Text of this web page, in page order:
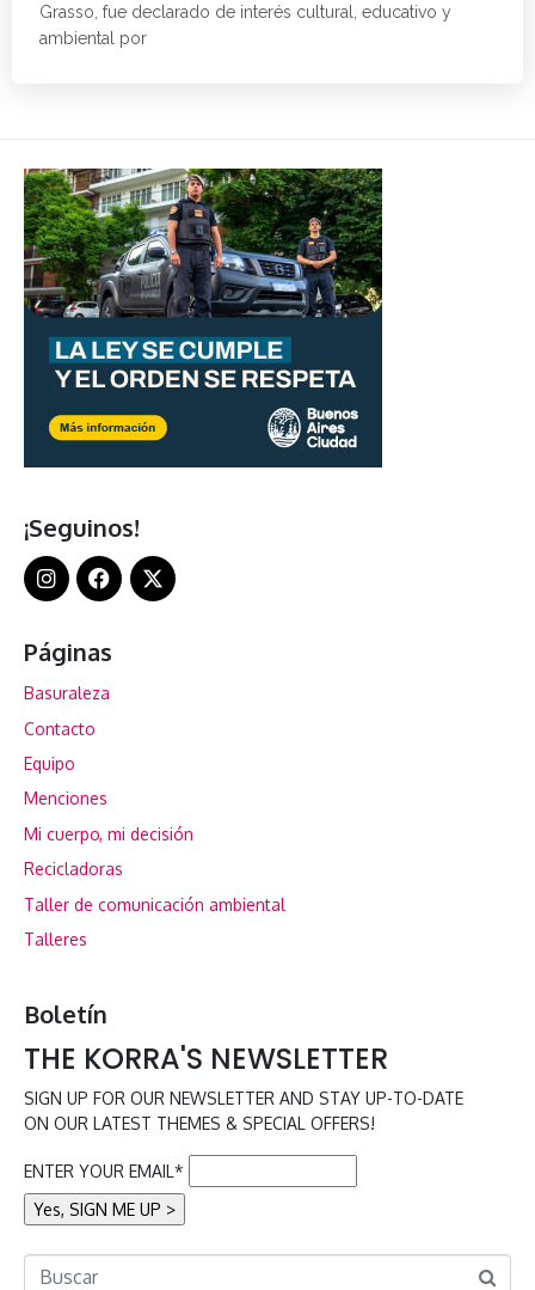
Grasso, fue declarado de interés cultural, educativo y
ambiental por
¡Seguinos!
Páginas
Basuraleza
Contacto
Equipo
Menciones
Mi cuerpo, mi decisión
Recicladoras
Taller de comunicación ambiental
Talleres
Boletín
THE KORRA'S NEWSLETTER
SIGN UP FOR OUR NEWSLETTER AND STAY UP-TO-DATE
ON OUR LATEST THEMES & SPECIAL OFFERS!
ENTER YOUR EMAIL*